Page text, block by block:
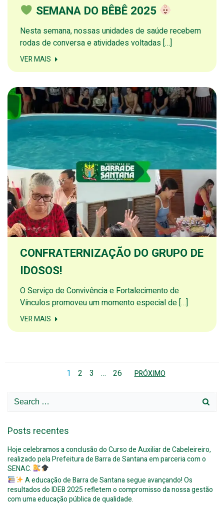
SEMANA DO BÊBÊ 2025
Nesta semana, nossas unidades de saúde recebem
rodas de conversa e atividades voltadas […]
VER MAIS
CONFRATERNIZAÇÃO DO GRUPO DE
IDOSOS!
O Serviço de Convivência e Fortalecimento de
Vínculos promoveu um momento especial de […]
VER MAIS
Posts
Page
1 Page
2 Page
3 … Page
26 Posts
PRÓXIMO
Search
Posts recentes
Hoje celebramos a conclusão do Curso de Auxiliar de Cabeleireiro,
realizado pela Prefeitura de Barra de Santana em parceria com o
SENAC.
A educação de Barra de Santana segue avançando! Os
resultados do IDEB 2025 refletem o compromisso da nossa gestão
com uma educação pública de qualidade.